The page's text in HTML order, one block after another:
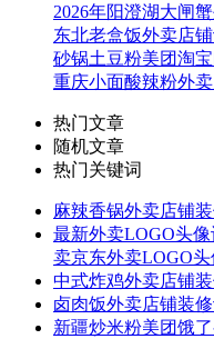
2026年阳澄湖大闸
东北老盒饭外卖店
砂锅土豆粉美团淘
重庆小面酸辣粉外
热门文章
随机文章
热门关键词
麻辣香锅外卖店铺
最新外卖LOGO头
卖京东外卖LOGO头
中式炸鸡外卖店铺
卤肉饭外卖店铺装
新疆炒米粉美团饿